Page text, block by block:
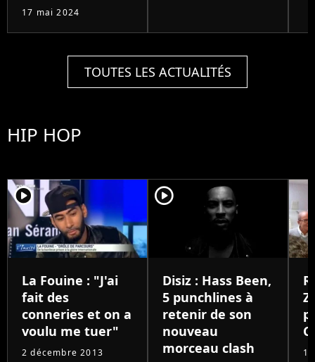
17 mai 2024
TOUTES LES ACTUALITÉS
HIP HOP
player2
La Fouine : "J'ai
fait des
conneries et on a
voulu me tuer"
2 décembre 2013
player2
Disiz : Hass Been,
5 punchlines à
retenir de son
nouveau
morceau clash